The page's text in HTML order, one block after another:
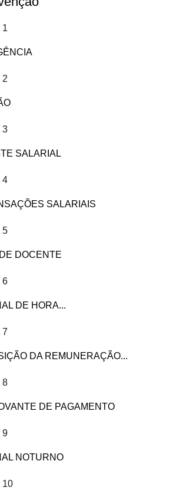
1
2
3
SALARIAL
4
SALARIAIS
5
DOCENTE
6
DE HORA...
7
DA REMUNERAÇÃO...
8
DE PAGAMENTO
9
NOTURNO
10